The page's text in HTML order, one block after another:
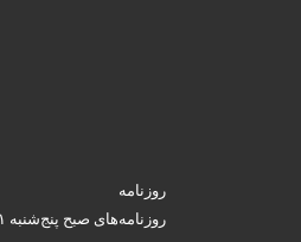
روزنامه
روزنامه‌های صبح پنج‌شنبه ۲۱ بهمن ۱۴۰۰